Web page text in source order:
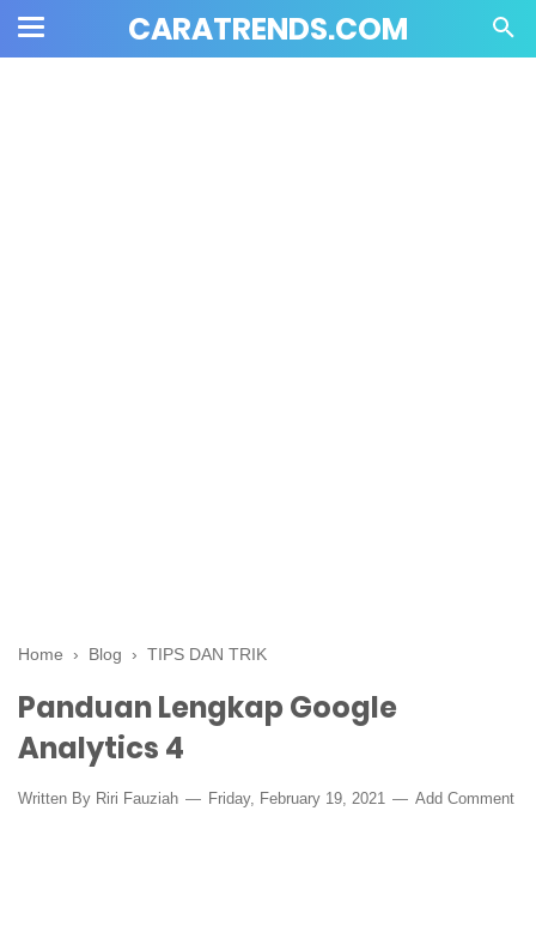
CARATRENDS.COM
Home › Blog › TIPS DAN TRIK
Panduan Lengkap Google
Analytics 4
Written By Riri Fauziah Friday, February 19, 2021 Add Comment